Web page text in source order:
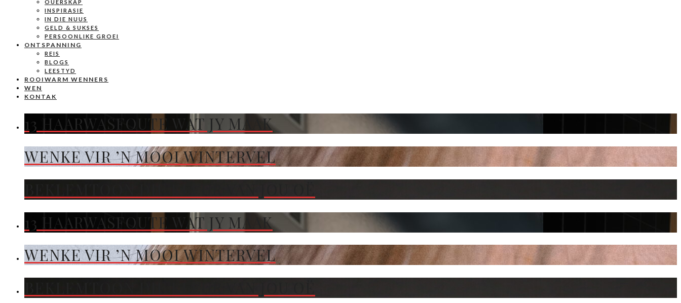
OUERSKAP
INSPIRASIE
IN DIE NUUS
GELD & SUKSES
PERSOONLIKE GROEI
ONTSPANNING
REIS
BLOGS
LEESTYD
ROOIWARM WENNERS
WEN
KONTAK
13 HAARWASFOUTE WAT JY MAAK
WENKE VIR ’N MOOI WINTERVEL
13 HAARWASFOUTE WAT JY MAAK
WENKE VIR ’N MOOI WINTERVEL